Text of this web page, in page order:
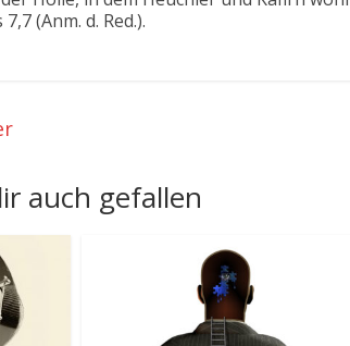
(Anm. d. Red.).
auch gefallen